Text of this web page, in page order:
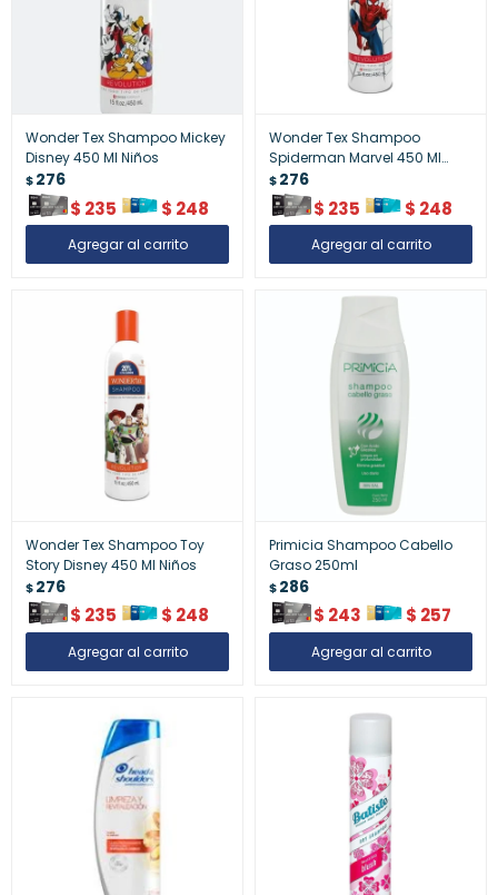
Wonder Tex Shampoo Mickey
Disney 450 Ml Niños
$276
$ 235 $ 248
Wonder Tex Shampoo
Spiderman Marvel 450 Ml
Niños
$276
$ 235 $ 248
Wonder Tex Shampoo Toy
Story Disney 450 Ml Niños
$276
$ 235 $ 248
Primicia Shampoo Cabello
Graso 250ml
$286
$ 243 $ 257